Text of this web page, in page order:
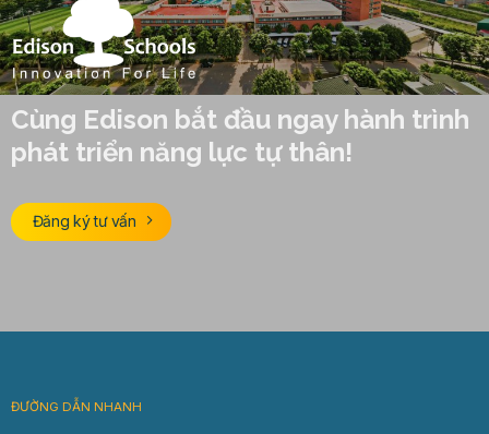
Cùng Edison bắt đầu ngay hành trình
phát triển năng lực tự thân!
Đăng ký tư vấn
ĐƯỜNG DẪN NHANH